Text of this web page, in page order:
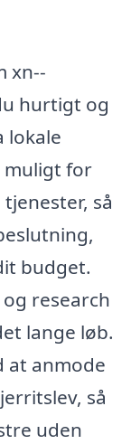
xn--
hurtigt og
lokale
muligt for
så
budget.
research
lange løb.
at anmode
så
uden